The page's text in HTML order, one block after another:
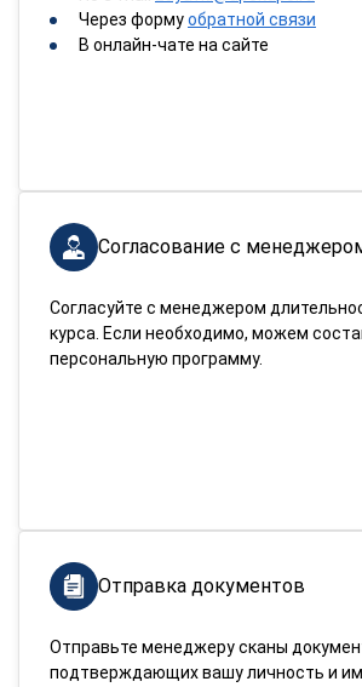
Через формуобратной связи
В онлайн-чате на сайте
Согласование с
Согласуйте с менеджером
курса. Если необходимо, можем
персональную программу.
Отправка документов
Отправьте менеджеру сканы
подтверждающих вашу личность и